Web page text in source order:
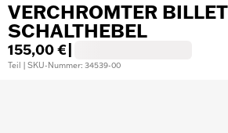
VERCHROMTER BILLET
SCHALTHEBEL
155,00 €
Teil | SKU-Nummer: 34539-00